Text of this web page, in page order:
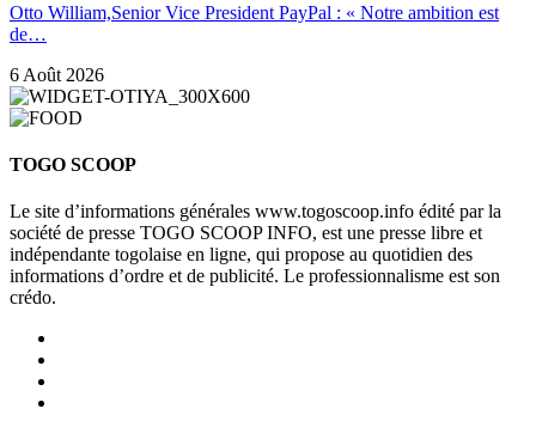
Otto William,Senior Vice President PayPal : « Notre ambition est
de…
6 Août 2026
TOGO SCOOP
Le site d’informations générales www.togoscoop.info édité par la
société de presse TOGO SCOOP INFO, est une presse libre et
indépendante togolaise en ligne, qui propose au quotidien des
informations d’ordre et de publicité. Le professionnalisme est son
crédo.